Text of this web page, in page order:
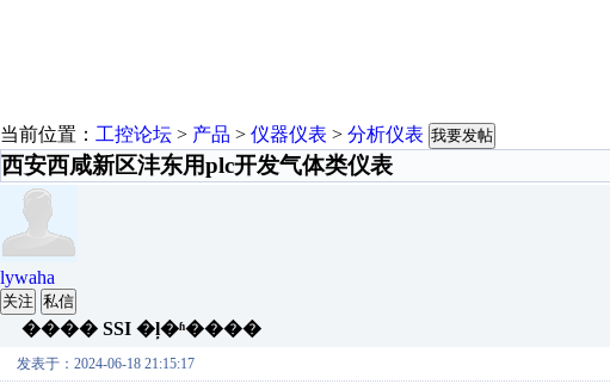
当前位置： 工控论坛 > 产品 > 仪器仪表 > 分析仪表 我要发帖
西安西咸新区沣东用plc开发气体类仪表
lywaha
关注 私信
���� SSI �ļ�ʱ����
发表于：2024-06-18 21:15:17